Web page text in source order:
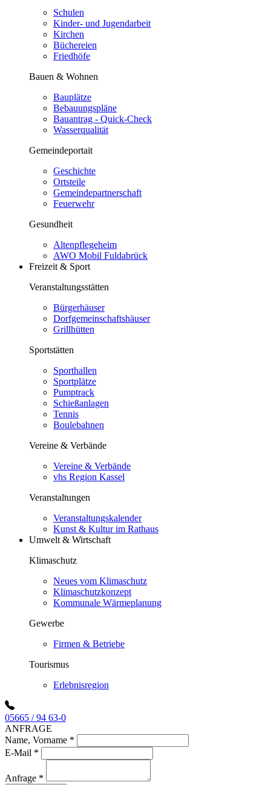
Schulen
Kinder- und Jugendarbeit
Kirchen
Büchereien
Friedhöfe
Bauen & Wohnen
Bauplätze
Bebauungspläne
Bauantrag - Quick-Check
Wasserqualität
Gemeindeportait
Geschichte
Ortsteile
Gemeindepartnerschaft
Feuerwehr
Gesundheit
Altenpflegeheim
AWO Mobil Fuldabrück
Freizeit & Sport
Veranstaltungsstätten
Bürgerhäuser
Dorfgemeinschaftshäuser
Grillhütten
Sportstätten
Sporthallen
Sportplätze
Pumptrack
Schießanlagen
Tennis
Boulebahnen
Vereine & Verbände
Vereine & Verbände
vhs Region Kassel
Veranstaltungen
Veranstaltungskalender
Kunst & Kultur im Rathaus
Umwelt & Wirtschaft
Klimaschutz
Neues vom Klimaschutz
Klimaschutzkonzept
Kommunale Wärmeplanung
Gewerbe
Firmen & Betriebe
Tourismus
Erlebnisregion
05665 / 94 63-0
ANFRAGE
Name, Vorname *
E-Mail *
Anfrage *